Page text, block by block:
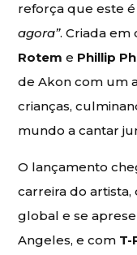
reforça que este é
agora”. Criada
Rotem e Phillip
de Akon com um
crianças,
mundo a cantar
O lançamento
carreira do
global e se
Angeles, e com T-